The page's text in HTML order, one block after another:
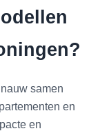
samen
en
en